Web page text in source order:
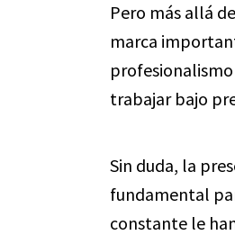
Pero más allá
marca
trabajar bajo
Sin duda, la
fundamental
constante le